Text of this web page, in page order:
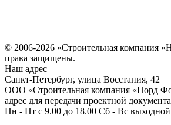
© 2006-2026 «Строительная компания
права защищены.
Наш адрес
​Санкт-Петербург, улица Восстания, 42
ООО «Строительная компания «Норд
адрес для передачи проектной
Пн - Пт с 9.00 до 18.00 Сб - Вс выходной